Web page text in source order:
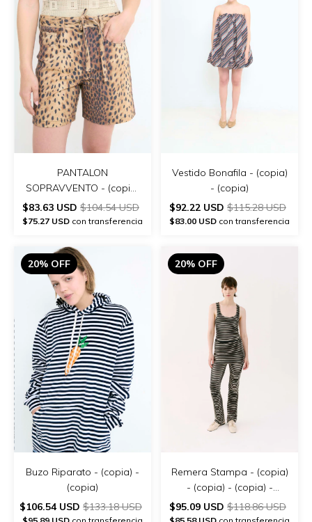
PANTALON
SOPRAVVENTO - (copia)
- (copia) - (copia)
$83.63 USD $104.54 USD
$75.27 USD con transferencia
Vestido Bonafila - (copia)
- (copia)
$92.22 USD $115.28 USD
$83.00 USD con transferencia
20% OFF
Buzo Riparato - (copia) -
(copia)
$106.54 USD $133.18 USD
$95.89 USD con transferencia
20% OFF
Remera Stampa - (copia)
- (copia) - (copia) -
(copia) - (copia) - (copia)
$95.09 USD $118.86 USD
$85.58 USD con transferencia